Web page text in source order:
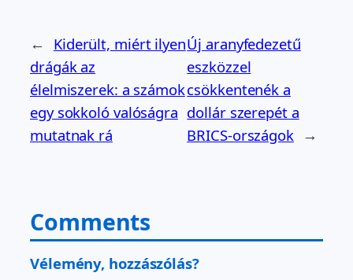
← Kiderült, miért ilyen
drágák az
élelmiszerek: a számok
egy sokkoló valóságra
mutatnak rá
Új aranyfedezetű
eszközzel
csökkentenék a
dollár szerepét a
BRICS-országok →
Comments
Vélemény, hozzászólás?